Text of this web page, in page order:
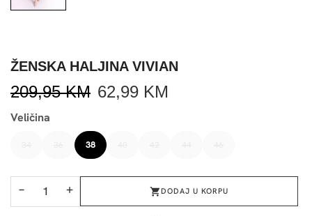
ŽENSKA HALJINA VIVIAN
209,95KM 62,99 KM
Veličina
38
− + DODAJ U KORPU